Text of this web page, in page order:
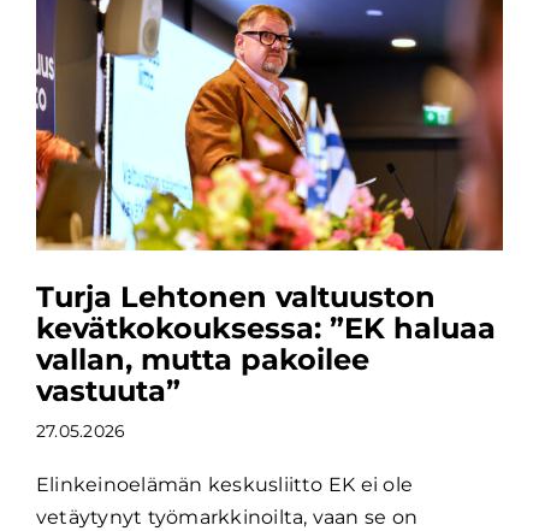
Turja Lehtonen valtuuston
kevätkokouksessa: ”EK haluaa
vallan, mutta pakoilee
vastuuta”
27.05.2026
Elinkeinoelämän keskusliitto EK ei ole
vetäytynyt työmarkkinoilta, vaan se on